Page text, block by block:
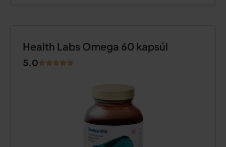
Health Labs Omega 60 kapsúl
5.0